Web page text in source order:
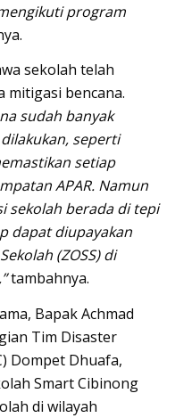
program
sekolah telah
mitigasi bencana.
sudah banyak
seperti
setiap
APAR. Namun
sekolah berada di tepi
dapat diupayakan
(ZOSS) di
tambahnya.
BapakAchmad
Tim Disaster
Dompet Dhuafa,
Smart Cibinong
di wilayah